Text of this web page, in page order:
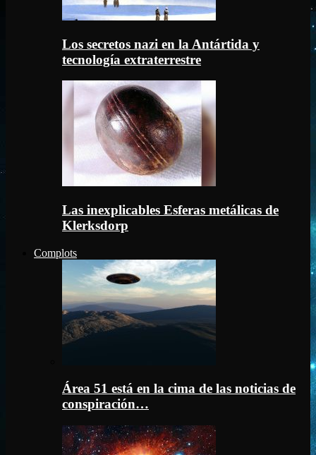
Los secretos nazi en la Antártida y
tecnología extraterrestre
Las inexplicables Esferas metálicas de
Klerksdorp
Complots
Área 51 está en la cima de las noticias de
conspiración…